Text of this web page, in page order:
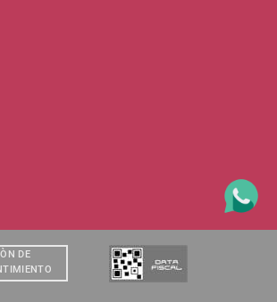
DE